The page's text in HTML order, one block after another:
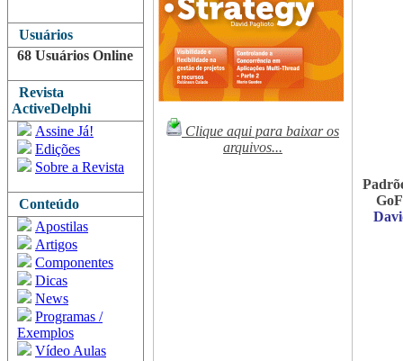
Usuários
68 Usuários Online
Revista
ActiveDelphi
Assine Já!
Edições
Sobre a Revista
Conteúdo
Apostilas
Artigos
Componentes
Dicas
News
Programas /
Exemplos
Vídeo Aulas
Clique aqui para baixar os
arquivos...